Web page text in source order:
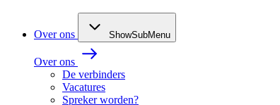
Over ons ShowSubMenu
Over ons
De verbinders
Vacatures
Spreker worden?